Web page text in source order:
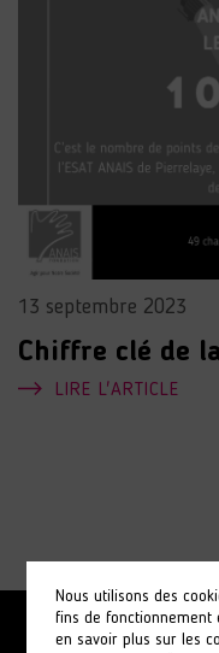
13 septembre 2023
Chiffre clé de
LIRE L'ARTICLE
Nous utilisons des
fins de fonctionnement
en savoir plus sur les